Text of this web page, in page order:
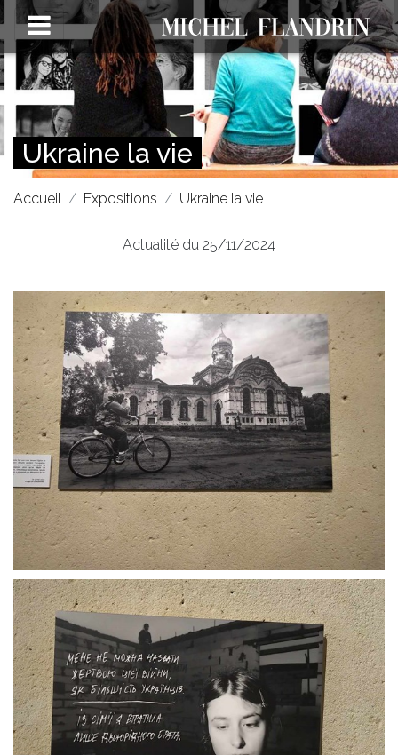
Ukraine la vie
Accueil Expositions Ukraine la vie
Actualité du 25/11/2024